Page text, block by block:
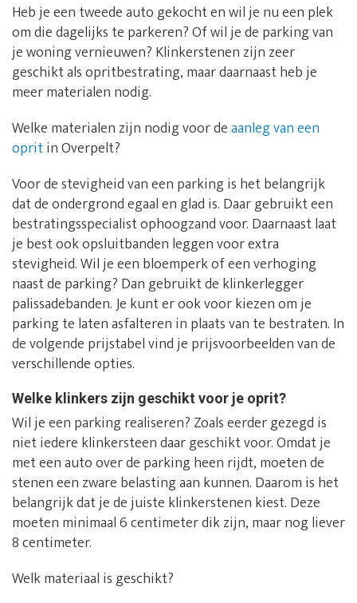
Heb je een tweede auto gekocht en wil je nu een plek
om die dagelijks te parkeren? Of wil je de parking van
je woning vernieuwen? Klinkerstenen zijn zeer
geschikt als opritbestrating, maar daarnaast heb je
meer materialen nodig.
Welke materialen zijn nodig voor deaanleg van een
opritin Overpelt?
Voor de stevigheid van een parking is het belangrijk
dat de ondergrond egaal en glad is. Daar gebruikt een
bestratingsspecialist ophoogzand voor. Daarnaast laat
je best ook opsluitbanden leggen voor extra
stevigheid. Wil je een bloemperk of een verhoging
naast de parking? Dan gebruikt de klinkerlegger
palissadebanden. Je kunt er ook voor kiezen om je
parking te laten asfalteren in plaats van te bestraten. In
de volgende prijstabel vind je prijsvoorbeelden van de
verschillende opties.
Welke klinkers zijn geschikt voor je oprit?
Wil je een parking realiseren? Zoals eerder gezegd is
niet iedere klinkersteen daar geschikt voor. Omdat je
met een auto over de parking heen rijdt, moeten de
stenen een zware belasting aan kunnen. Daarom is het
belangrijk dat je de juiste klinkerstenen kiest. Deze
moeten minimaal 6 centimeter dik zijn, maar nog liever
8 centimeter.
Welk materiaal is geschikt?